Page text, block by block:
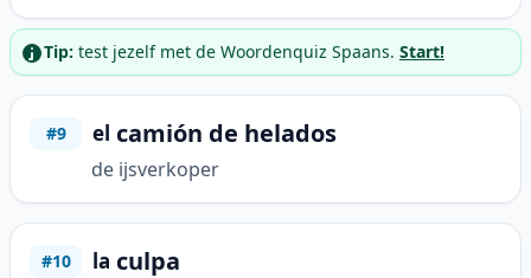
Tip: test jezelf met de Woordenquiz Spaans. Start!
#9 el camión de helados
de ijsverkoper
#10 la culpa